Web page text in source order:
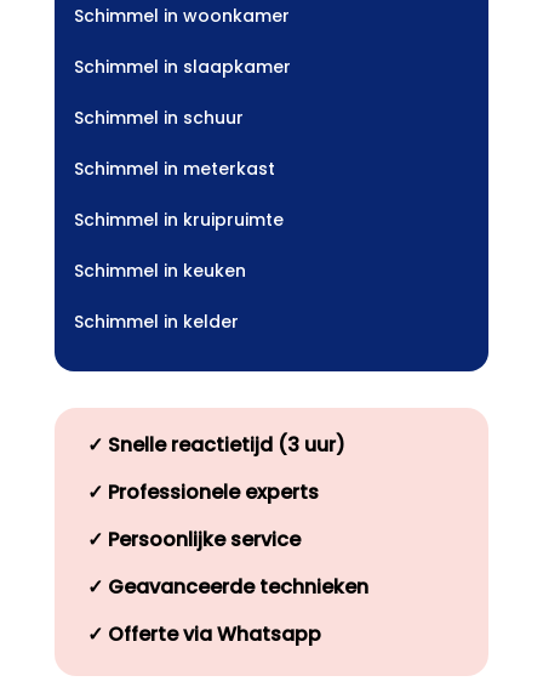
Schimmel in woonkamer
Schimmel in slaapkamer
Schimmel in schuur
Schimmel in meterkast
Schimmel in kruipruimte
Schimmel in keuken
Schimmel in kelder
✓ Snelle reactietijd (3 uur)
✓ Professionele experts
✓ Persoonlijke service
✓ Geavanceerde technieken
✓ Offerte via Whatsapp